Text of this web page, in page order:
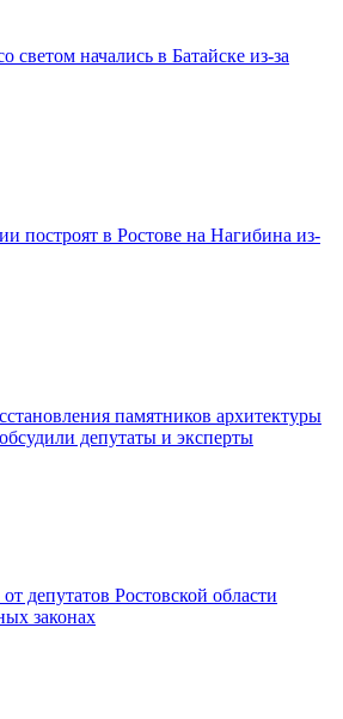
светом начались в Батайске из-за
построят в Ростове на Нагибина из-
памятников архитектуры
депутаты и эксперты
депутатов Ростовской области
законах